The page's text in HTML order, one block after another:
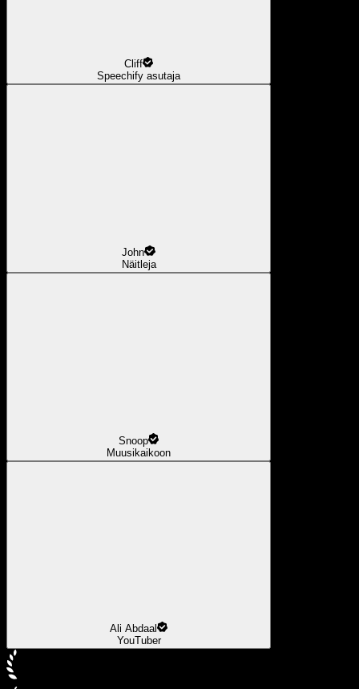
Cliff
Speechify asutaja
John
Näitleja
Snoop
Muusikaikoon
Ali Abdaal
YouTuber